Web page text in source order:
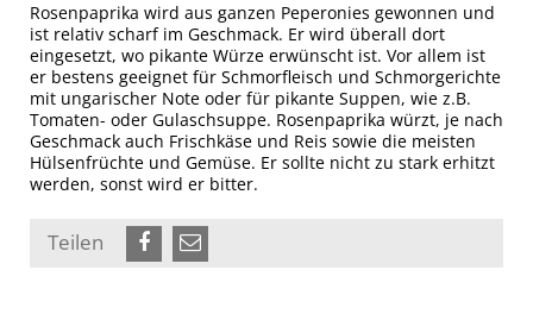
Rosenpaprika wird aus ganzen Peperonies gewonnen und
ist relativ scharf im Geschmack. Er wird überall dort
eingesetzt, wo pikante Würze erwünscht ist. Vor allem ist
er bestens geeignet für Schmorfleisch und Schmorgerichte
mit ungarischer Note oder für pikante Suppen, wie z.B.
Tomaten- oder Gulaschsuppe. Rosenpaprika würzt, je nach
Geschmack auch Frischkäse und Reis sowie die meisten
Hülsenfrüchte und Gemüse. Er sollte nicht zu stark erhitzt
werden, sonst wird er bitter.
Teilen